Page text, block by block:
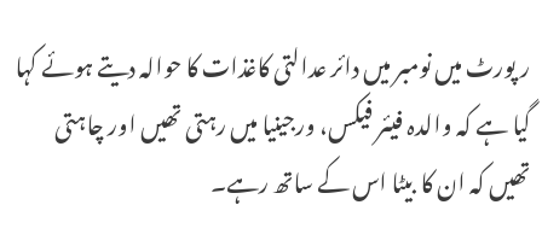
رپورٹ میں نومبر میں دائر عدالتی کاغذات کا حوالہ دیتے ہوئے کہا
گیا ہے کہ والدہ فیئر فیکس، ورجینیا میں رہتی تھیں اور چاہتی
تھیں کہ ان کا بیٹا اس کے ساتھ رہے۔